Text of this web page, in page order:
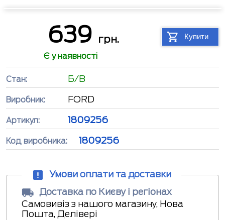
639 грн. Купити
Є у наявності
Стан: Б/В
Виробник: FORD
Артикул: 1809256
Код виробника: 1809256
Умови оплати та доставки
Доставка по Києву і регіонах
Самовивіз з нашого магазину, Нова
Пошта, Делівері